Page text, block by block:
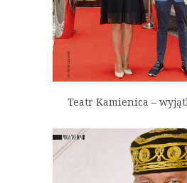
Teatr Kamienica –